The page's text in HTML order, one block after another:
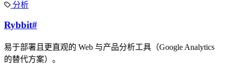
分析
Rybbit#
易于部署且更直观的 Web 与产品分析工具（Google Analytics
的替代方案）。